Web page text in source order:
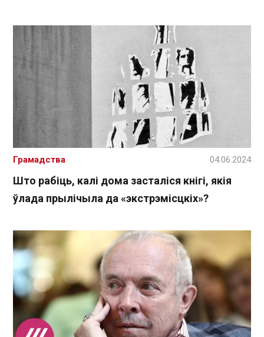
Што рабіць, калі дома засталіся кнігі, якія
ўлада прылічыла да «экстрэмісцкіх»?
Грамадства 04.06.2024